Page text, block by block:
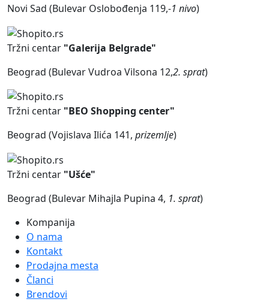
Novi Sad (Bulevar Oslobođenja 119,-1 nivo)
Tržni centar "Galerija Belgrade"
Beograd (Bulevar Vudroa Vilsona 12,2. sprat)
Tržni centar "BEO Shopping center"
Beograd (Vojislava Ilića 141, prizemlje)
Tržni centar "Ušće"
Beograd (Bulevar Mihajla Pupina 4, 1. sprat)
Kompanija
O nama
Kontakt
Prodajna mesta
Članci
Brendovi